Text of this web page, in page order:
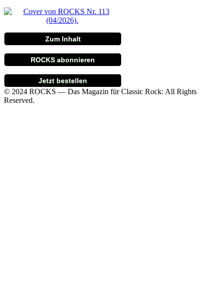
Zum Inhalt
ROCKS abonnieren
Jetzt bestellen
© 2024 ROCKS — Das Magazin für Classic Rock: All Rights
Reserved.